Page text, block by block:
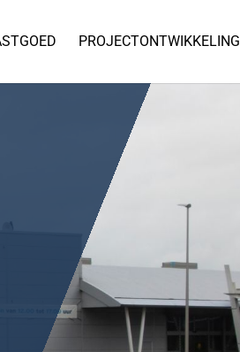
PROJECTONTWIKKELING